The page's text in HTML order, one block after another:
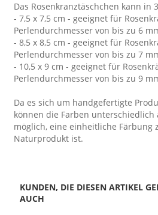
Das Rosenkranztäschchen kann in
- 7,5 x 7,5 cm - geeignet für
Perlendurchmesser von bis zu 6
- 8,5 x 8,5 cm - geeignet für
Perlendurchmesser von bis zu 7
- 10,5 x 9 cm - geeignet für
Perlendurchmesser von bis zu 9
Da es sich um handgefertigte
können die Farben unterschiedlich
möglich, eine einheitliche Färbung
Naturprodukt ist.
KUNDEN, DIE DIESEN ARTIKEL
AUCH